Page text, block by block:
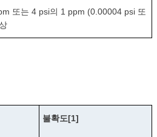
또는 4 psi의 1 ppm (0.00004 psi 또
불확도[1]